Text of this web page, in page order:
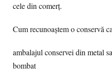
cele din comerț.
Cum recunoaștem o conservă
ambalajul conservei din metal
bombat